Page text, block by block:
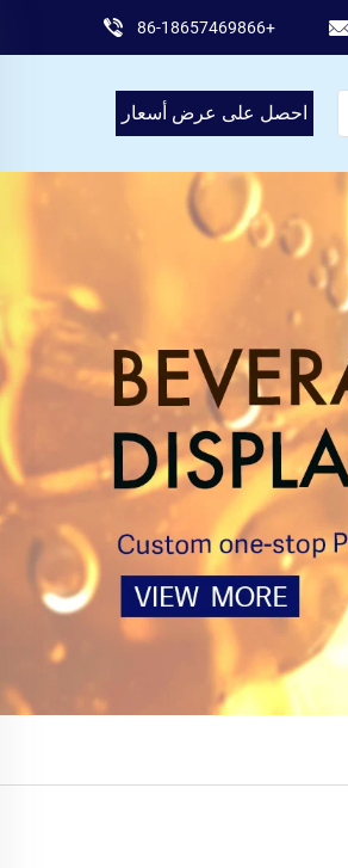
+86-18657469866
احصل على عرض أسعار